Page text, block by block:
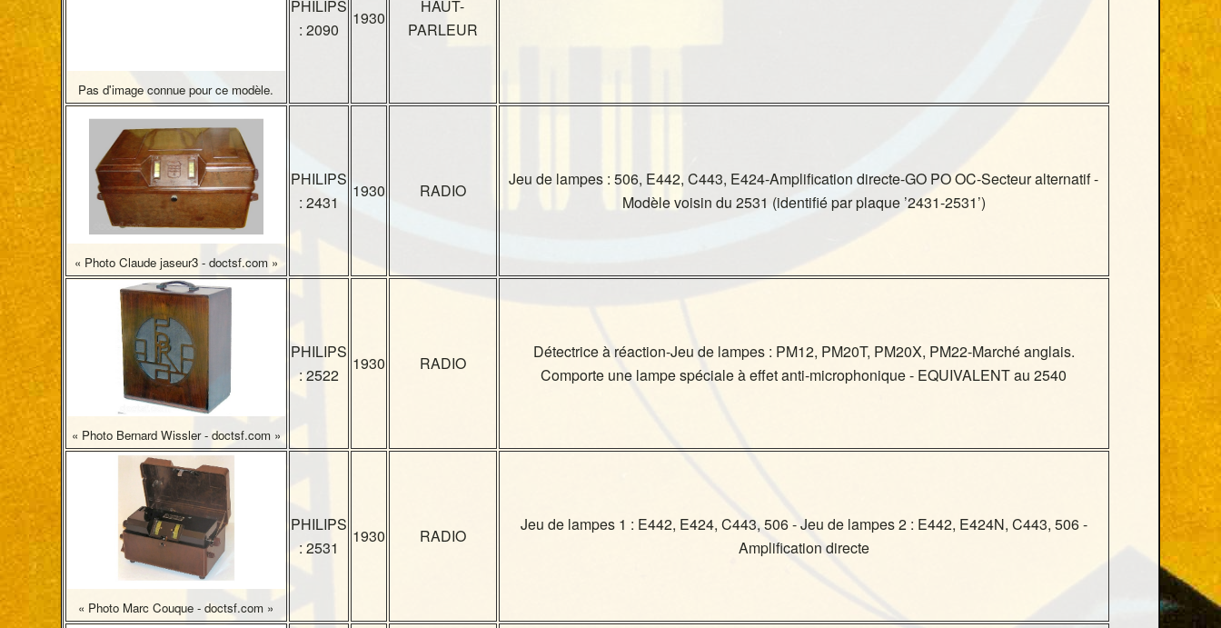
Pas d'image connue pour ce modèle.
PHILIPS
: 2090
1930
HAUT-
PARLEUR
« Photo Claude jaseur3 - doctsf.com »
PHILIPS
: 2431
1930 RADIO
Jeu de lampes : 506, E442, C443, E424-Amplification directe-GO PO OC-Secteur alternatif -
Modèle voisin du 2531 (identifié par plaque ’2431-2531’)
« Photo Bernard Wissler - doctsf.com »
PHILIPS
: 2522
1930 RADIO
Détectrice à réaction-Jeu de lampes : PM12, PM20T, PM20X, PM22-Marché anglais.
Comporte une lampe spéciale à effet anti-microphonique - EQUIVALENT au 2540
« Photo Marc Couque - doctsf.com »
PHILIPS
: 2531
1930 RADIO
Jeu de lampes 1 : E442, E424, C443, 506 - Jeu de lampes 2 : E442, E424N, C443, 506 -
Amplification directe